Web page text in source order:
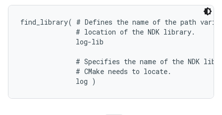
find_library( # Defines the name of the path
              # location of the NDK library.
              log-lib
# Specifies the name of the NDK
              # CMake needs to locate.